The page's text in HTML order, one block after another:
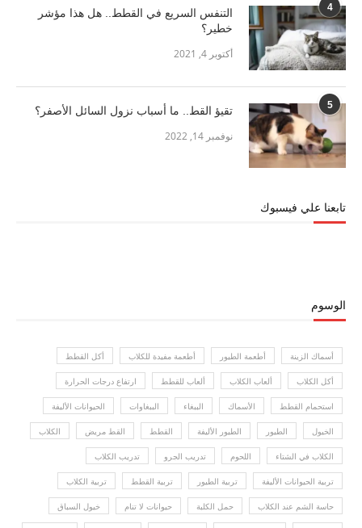
4
التنفس السريع في القطط.. هل هذا مؤشر
خطير؟
أكتوبر 4, 2021
5 تقيؤ القط.. ما أسباب نزول السائل الأصفر؟
نوفمبر 14, 2022
تابعنا علي فيسبوك
الوسوم
أسماك الزينة أطعمة الطيور أطعمة مفيدة للكلاب أكل القطط
أكل الكلاب ألعاب الكلاب ألعاب للقطط ارتفاع درجات الحرارة
استحمام القطط الأسماك الببغاء الببغاوات الحيوانات الأليفة
الخيول الطيور الطيور الأليفة القطط القط مريض الكلاب
الكلاب في الشتاء اللحوم تدريب الجرو تدريب الكلاب
تربية الحيوانات الأليفة تربية الطيور تربية القطط تربية الكلاب
حاسة الشم عند الكلاب حمل الكلبة حيوانات لا تنام خيول السباق